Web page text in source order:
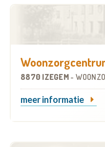
8870 IZEGEM -
meer informatie